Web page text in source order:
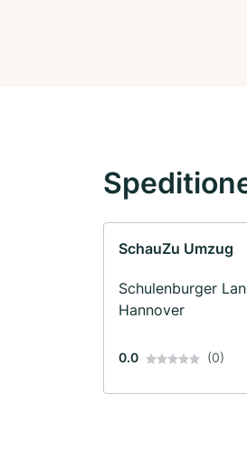
SchauZu Umzug
Schulenburger
Hannover
0.0 (0)